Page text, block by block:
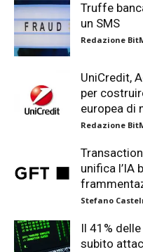
Truffe
un SMS
Redazione
UniCredit,
per
europea di
Redazione
unifica l’IA
Stefano
Il 41%
subito